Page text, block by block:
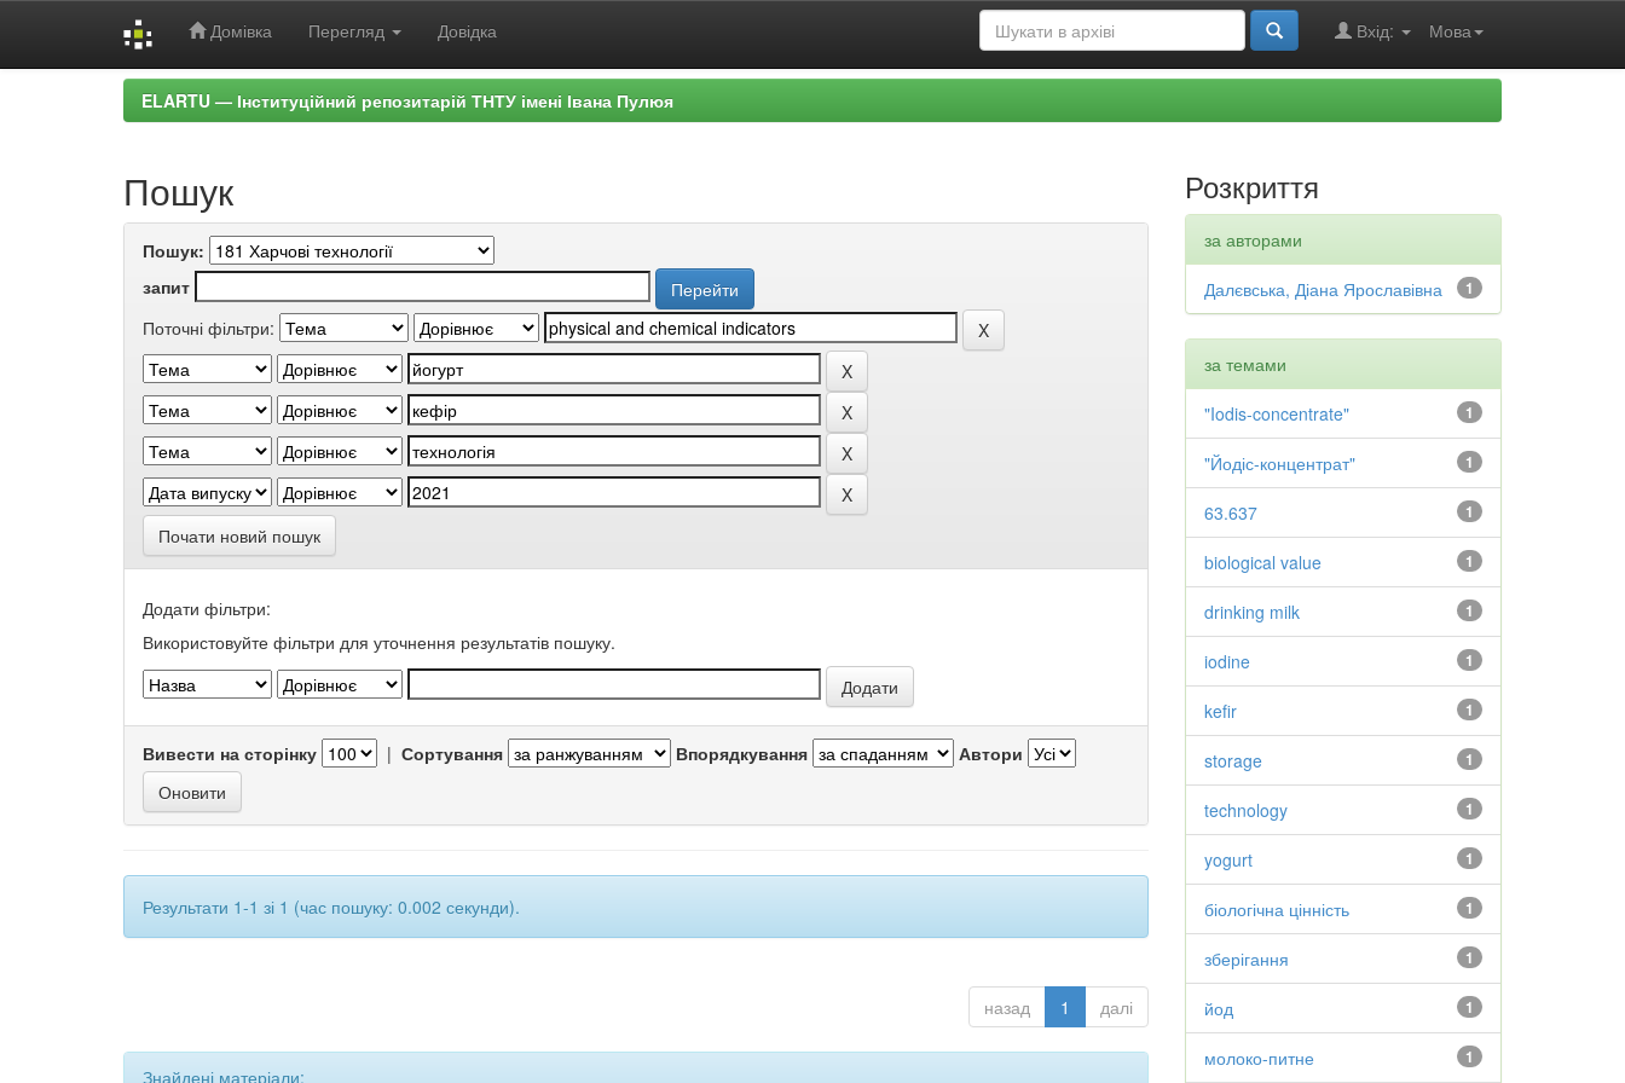
Домівка Перегляд Довідка Мова
Вхід:
ELARTU — Інституційний репозитарій ТНТУ імені Івана Пулюя
Пошук
Пошук:
запит
Поточні фільтри:
Почати новий пошук
Додати фільтри:
Використовуйте фільтри для уточнення результатів пошуку.
Вивести на сторінку | Сортування Впорядкування Автори
Результати 1-1 зі 1 (час пошуку: 0.002 секунди).
назад 1 далі
Знайдені матеріали:
Розкриття
за авторами
1
Далєвська, Діана Ярославівна
за темами
1
"Iodis-concentrate"
1
"Йодіс-концентрат"
1
63.637
1
biological value
1
drinking milk
1
iodine
1
kefir
1
storage
1
technology
1
yogurt
1
біологічна цінність
1
зберігання
1
йод
1
молоко-питне